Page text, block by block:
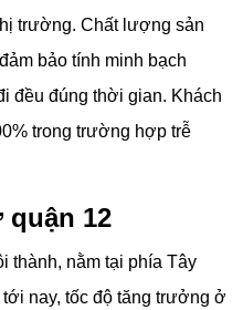
trường. Chất lượng sản
bảo tính minh bạch
đều đúng thời gian. Khách
trong trường hợp trễ
quận 12
thành, nằm tại phía Tây
nay, tốc độ tăng trưởng ở